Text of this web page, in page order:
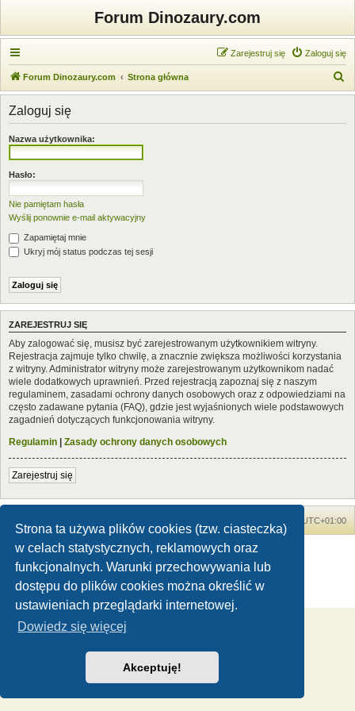
Strona ta używa plików cookies (tzw. ciasteczka)
w celach statystycznych, reklamowych oraz
funkcjonalnych. Warunki przechowywania lub
dostępu do plików cookies można określić w
ustawieniach przeglądarki internetowej.
Dowiedz się więcej
Akceptuję!
Forum Dinozaury.com
Zaloguj się
Zarejestruj się
Forum Dinozaury.com Strona główna
z
Zaloguj się
Nazwa użytkownika:
Hasło:
Nie pamiętam hasła
Wyślij ponownie e-mail aktywacyjny
Zapamiętaj mnie
Ukryj mój status podczas tej sesji
ZAREJESTRUJ SIĘ
Aby zalogować się, musisz być zarejestrowanym użytkownikiem witryny.
Rejestracja zajmuje tylko chwilę, a znacznie zwiększa możliwości korzystania
z witryny. Administrator witryny może zarejestrowanym użytkownikom nadać
wiele dodatkowych uprawnień. Przed rejestracją zapoznaj się z naszym
regulaminem, zasadami ochrony danych osobowych oraz z odpowiedziami na
często zadawane pytania (FAQ), gdzie jest wyjaśnionych wiele podstawowych
zagadnień dotyczących funkcjonowania witryny.
Regulamin | Zasady ochrony danych osobowych
Zarejestruj się
UTC+01:00
Dinozaury.com© 2006-2020
Technologię dostarczaphpBB® Forum Software © phpBB Limited
Zasady ochrony danych osobowych|Regulamin